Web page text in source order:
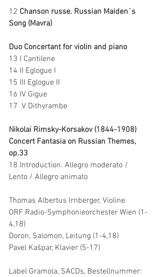
12 Chanson russe. Russian Maiden´s
Song (Mavra)
Duo Concertant for violin and piano
13 I Cantilene
14 II Eglogue I
15 III Eglogue II
16 IV Gigue
17  V Dithyrambe
Nikolai Rimsky-Korsakov (1844-1908)
Concert Fantasia on Russian Themes,
op.33
18 Introduction. Allegro moderato /
Lento / Allegro animato
Thomas Albertus Irnberger, Violine
ORF Radio-Symphonieorchester Wien (1-
4,18)
Doron, Salomon, Leitung (1-4,18)
Pavel Kašpar, Klavier (5-17)
Label Gramola, SACDs, Bestellnummer: